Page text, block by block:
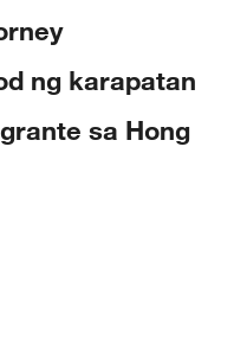
ng karapatan
sa Hong